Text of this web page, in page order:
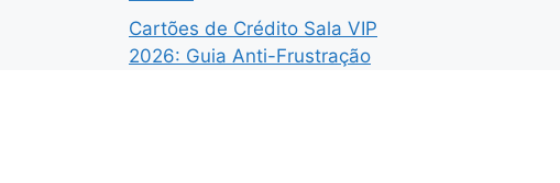
Cartões de Crédito Sala VIP
2026: Guia Anti-Frustração